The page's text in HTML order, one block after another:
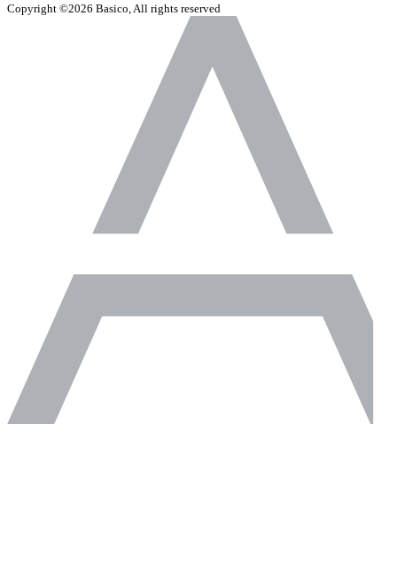
Copyright ©2026 Basico, All rights reserved